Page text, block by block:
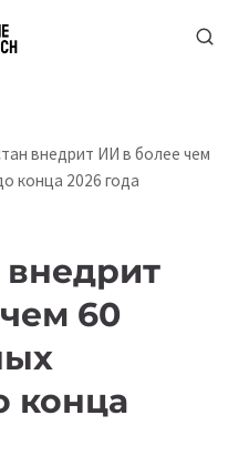
внедрит ИИ в более чем
конца 2026 года
внедрит
60
конца